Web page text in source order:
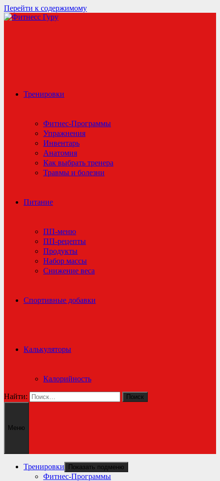
Перейти к содержимому
Тренировки
Фитнес-Программы
Упражнения
Инвентарь
Анатомия
Как выбрать тренера
Травмы и болезни
Питание
ПП-меню
ПП-рецепты
Продукты
Набор массы
Снижение веса
Спортивные добавки
Калькуляторы
Калорийность
Найти:
Меню
Тренировки Показать подменю
Фитнес-Программы